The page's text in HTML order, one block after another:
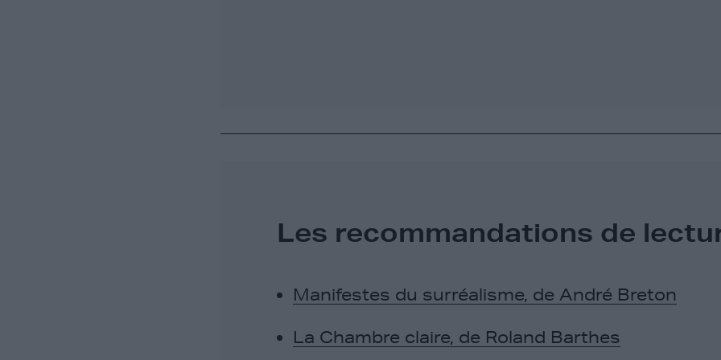
Les recommandations de
Manifestes du surréalisme, de André Breton
La Chambre claire, de Roland Barthes